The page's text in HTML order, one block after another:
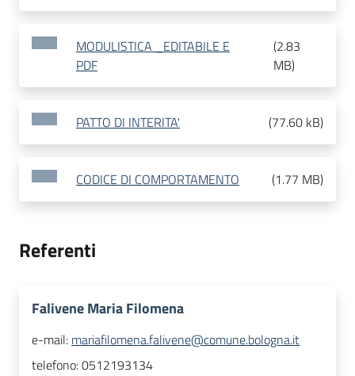
MODULISTICA _EDITABILE E
PDF
(2.83
MB)
PATTO DI INTERITA' (77.60 kB)
CODICE DI COMPORTAMENTO (1.77 MB)
Referenti
Falivene Maria Filomena
e-mail: mariafilomena.falivene@comune.bologna.it
telefono:0512193134